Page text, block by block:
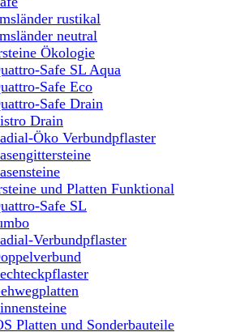
rustikal
neutral
Ökologie
Safe SL Aqua
Safe Eco
Safe Drain
Drain
Öko Verbundpflaster
und Platten Funktional
Safe SL
Verbundpflaster
Platten und Sonderbauteile